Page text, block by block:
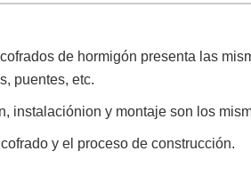
de hormigón presenta las
puentes, etc.
instalaciónion y montaje son los
y el proceso de construcción.